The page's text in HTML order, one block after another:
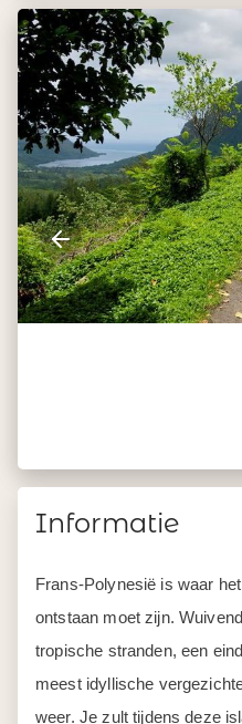
Informatie
Frans-Polynesië is waar
ontstaan moet zijn.
tropische stranden, een
meest idyllische
weer. Je zult tijdens deze